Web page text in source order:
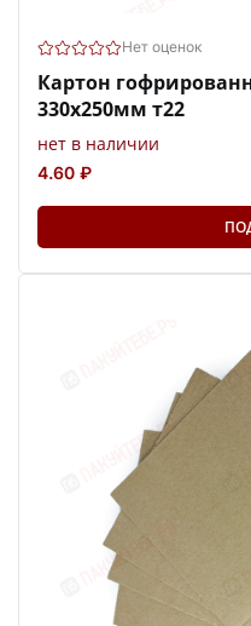
Нет оценок
Картон
330х250мм т22
нет в наличии
4.60 ₽